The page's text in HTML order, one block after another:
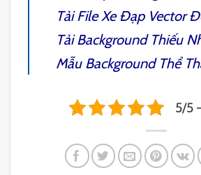
Tải FileXe Đạp Vector
TảiBackground Thiếu
Mẫu Background Thể
5/5